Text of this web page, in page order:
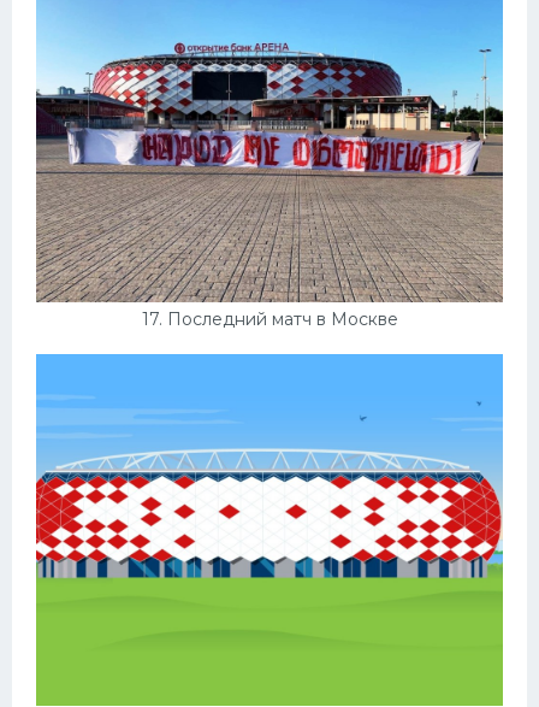
17. Последний матч в Москве